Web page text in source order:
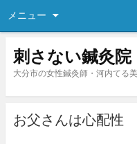
メニュー
刺さない鍼灸院
大分市の女性鍼灸師・河内てる美
お父さんは心配性